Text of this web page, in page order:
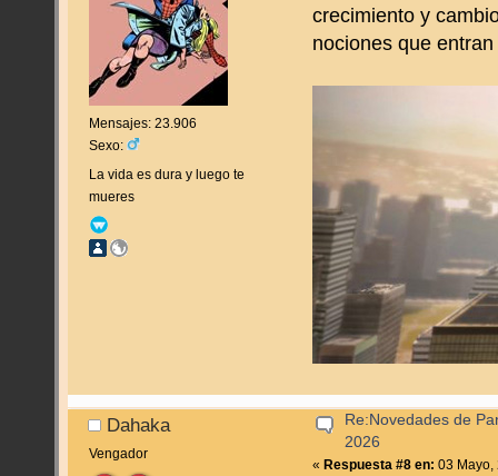
Mensajes: 23.906
Sexo:
La vida es dura y luego te
mueres
crecimiento y
nociones que
Dahaka
Vengador
Re:Novedades de
2026
« Respuesta #8 en: 03 Mayo,